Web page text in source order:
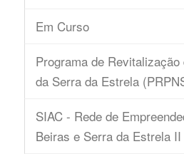
Em Curso
Programa de Revitalização
da Serra da Estrela
SIAC - Rede de
Beiras e Serra da Estrela II